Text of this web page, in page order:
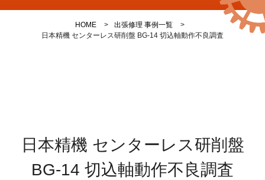
事例紹介
会社案内
HOME
出張修理 事例一覧
日本精機 センターレス研削盤 BG-14 切込軸動作不良調査
日本精機 センターレス研削盤
BG-14 切込軸動作不良調査